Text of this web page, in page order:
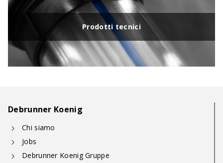
Prodotti tecnici
Debrunner Koenig
Chi siamo
Jobs
Debrunner Koenig Gruppe